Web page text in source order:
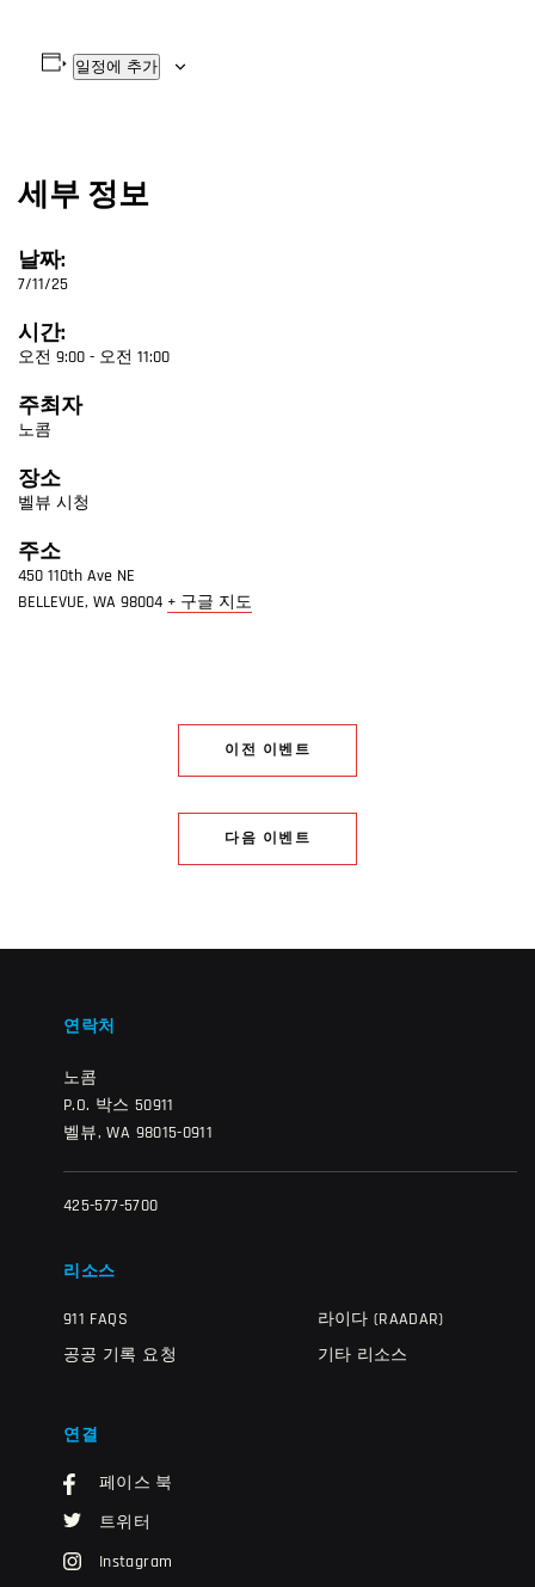
일정에 추가
세부 정보
날짜:
7/11/25
시간:
오전 9:00 - 오전 11:00
주최자
노콤
장소
벨뷰 시청
주소
450 110th Ave NE
BELLEVUE, WA 98004 + 구글 지도
이전 이벤트
다음 이벤트
연락처
노콤
P.O. 박스 50911
벨뷰, WA 98015-0911
425-577-5700
리소스
911 FAQS
공공 기록 요청
라이다 (RAADAR)
기타 리소스
연결
페이스 북
트위터
Instagram